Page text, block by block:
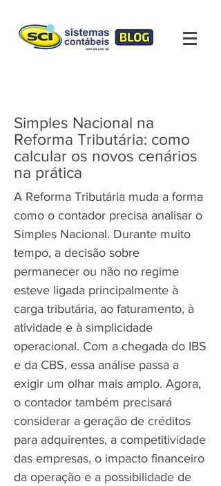
Simples Nacional na
Reforma Tributária: como
calcular os novos cenários
na prática
A Reforma Tributária muda a forma
como o contador precisa analisar o
Simples Nacional. Durante muito
tempo, a decisão sobre
permanecer ou não no regime
esteve ligada principalmente à
carga tributária, ao faturamento, à
atividade e à simplicidade
operacional. Com a chegada do IBS
e da CBS, essa análise passa a
exigir um olhar mais amplo. Agora,
o contador também precisará
considerar a geração de créditos
para adquirentes, a competitividade
das empresas, o impacto financeiro
da operação e a possibilidade de